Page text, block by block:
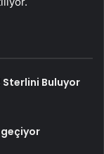
Sterlini Buluyor